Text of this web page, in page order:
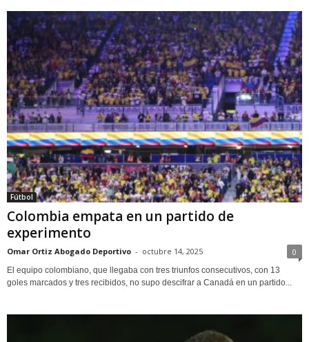
Fútbol
Colombia empata en un partido de
experimento
Omar Ortiz Abogado Deportivo - octubre 14, 2025 0
El equipo colombiano, que llegaba con tres triunfos consecutivos, con 13
goles marcados y tres recibidos, no supo descifrar a Canadá en un partido...